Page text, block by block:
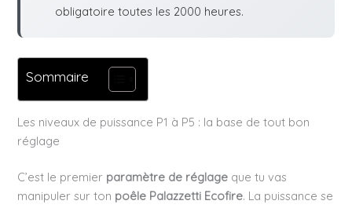
obligatoire toutes les 2000 heures.
Sommaire
Les niveaux de puissance P1 à P5 : la base de tout bon
réglage
C’est le premier paramètre de réglage que tu vas
manipuler sur ton poêle Palazzetti Ecofire. La puissance se